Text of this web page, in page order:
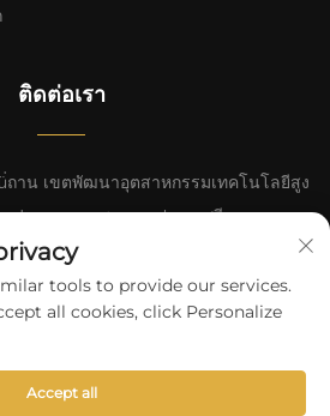
ติดต่อเรา
าน เขตพัฒนาอุตสาหกรรมเทคโนโลยีสูง
นฟาง มณฑลซานตง ประเทศจีน
+86-13964661063
[email protected]
tools to provide our services.
all cookies, click Personalize
Accept all